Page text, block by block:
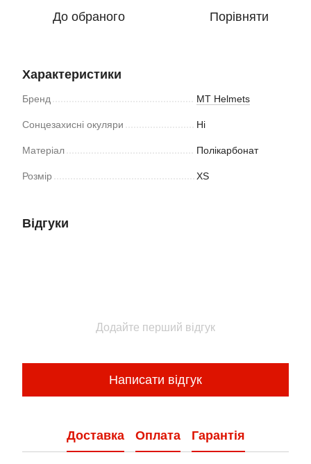
До обраного Порівняти
Характеристики
Бренд MT Helmets
Сонцезахисні окуляри Ні
Матеріал Полікарбонат
Розмір XS
Відгуки
Додайте перший відгук
Написати відгук
Доставка Оплата Гарантія